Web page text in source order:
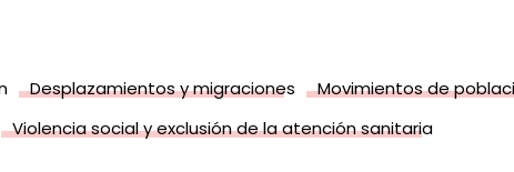
Desplazamientos y migraciones Movimientos de
Violencia social y exclusión de la atención sanitaria